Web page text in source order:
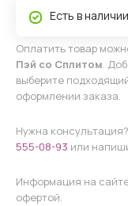
Есть в наличии
Оплатить товар
Пэй со Сплитом.
выберите
оформлении заказа.
Нужна
555-08-93 или
Информация на
офертой.